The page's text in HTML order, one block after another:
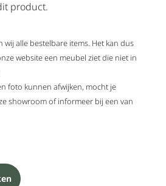
product.
wij alle bestelbare items. Het kan dus
website een meubel ziet die niet in
foto kunnen afwijken, mocht je
showroom of informeer bij een van